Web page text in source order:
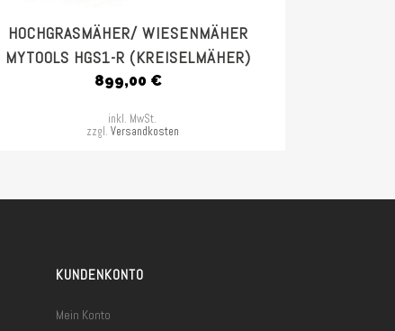
HOCHGRASMÄHER/ WIESENMÄHER
MYTOOLS HGS1-R (KREISELMÄHER)
899,00 €
inkl. MwSt.
zzgl. Versandkosten
KUNDENKONTO
Mein Konto